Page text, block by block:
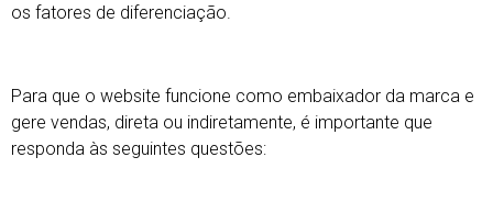
os fatores de diferenciação.
Para que o website funcione como embaixador da marca e
gere vendas, direta ou indiretamente, é importante que
responda às seguintes questões: